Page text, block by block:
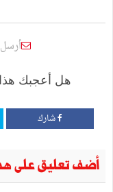
هل أعجبك
شارك
أضف تعليق على